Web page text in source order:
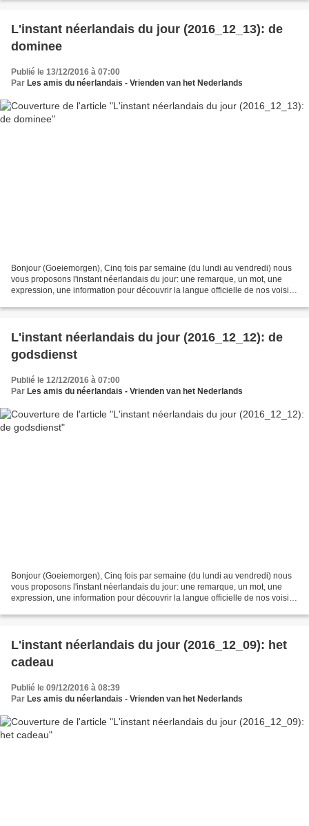
L'instant néerlandais du jour (2016_12_13): de
dominee
Publié le 13/12/2016 à 07:00
Par Les amis du néerlandais - Vrienden van het Nederlands
Bonjour (Goeiemorgen), Cinq fois par semaine (du lundi au vendredi) nous
vous proposons l'instant néerlandais du jour: une remarque, un mot, une
expression, une information pour découvrir la langue officielle de nos voisins
L'instant néerlandais du jour (2016_12_12): de
godsdienst
Publié le 12/12/2016 à 07:00
Par Les amis du néerlandais - Vrienden van het Nederlands
Bonjour (Goeiemorgen), Cinq fois par semaine (du lundi au vendredi) nous
vous proposons l'instant néerlandais du jour: une remarque, un mot, une
expression, une information pour découvrir la langue officielle de nos voisins
L'instant néerlandais du jour (2016_12_09): het
cadeau
Publié le 09/12/2016 à 08:39
Par Les amis du néerlandais - Vrienden van het Nederlands